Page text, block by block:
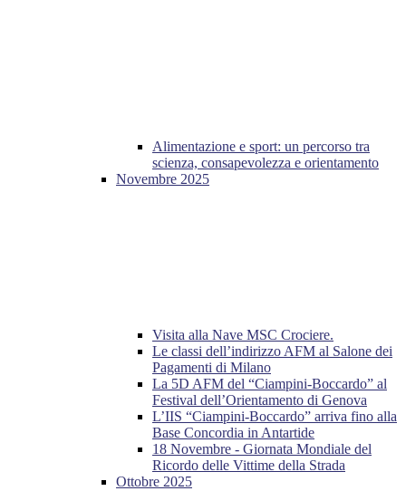
Alimentazione e sport: un percorso tra
scienza, consapevolezza e orientamento
Novembre 2025
Visita alla Nave MSC Crociere.
Le classi dell’indirizzo AFM al Salone dei
Pagamenti di Milano
La 5D AFM del “Ciampini-Boccardo” al
Festival dell’Orientamento di Genova
L’IIS “Ciampini-Boccardo” arriva fino alla
Base Concordia in Antartide
18 Novembre - Giornata Mondiale del
Ricordo delle Vittime della Strada
Ottobre 2025